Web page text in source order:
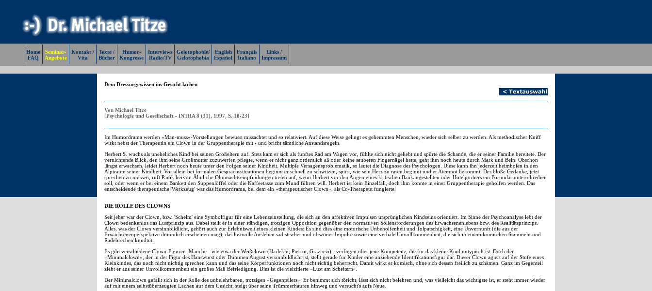
Home
FAQ
Seminar-
Angebote
Kontakt /
Vita
Texte /
Bücher
Humor-
Kongresse
Interviews
Radio/TV
Gelotophobie/
Gelotophobia
English
Español
Français
Italiano
Links /
Impressum
Dem Dressurgewissen ins Gesicht lachen
Von Michael Titze
[Psychologie und Gesellschaft - INTRA 8 (31), 1997, S. 18-23]
Im Humordrama werden »Man-muss«-Vorstellungen bewusst missachtet und so relativiert. Auf diese Weise gelingt es gehemmten Menschen, wieder sich selber zu werden. Als methodischer Kniff
wirkt nebst der Therapeutln ein Clown in der Gruppentherapie mit - und bricht sämtliche Anstandsregeln.
Herbert S. wuchs als uneheliches Kind bei seinen Großeltern auf. Stets kam er sich als fünftes Rad am Wagen vor, fühlte sich nicht geliebt und spürte die Schande, die er seiner Familie bereitete. Der
vernichtende Blick, den ihm seine Großmutter zuzuwerfen pflegte, wenn er nicht ganz ordentlich aß oder keine sauberen Fingernägel hatte, geht ihm noch heute durch Mark und Bein. Obschon
längst erwachsen, leidet Herbert noch heute unter den Folgen seiner Kindheit. Multiple Versagensproblematik, so lautet die Diagnose des Psychologen. Diese kann ihn jederzeit heimholen in den
Alptraum seiner Kindheit. Vor allein bei formalen Gesprächssituationen beginnt er schnell zu schwitzen, spürt, wie sein Herz zu rasen beginnt und er Atemnot bekommt. Der bloße Gedanke, jetzt
sprechen zu müssen, ruft Panik hervor. Ähnliche Ohnmachtsempfindungen treten auf, wenn Herbert vor den Augen eines kritischen Bankangestellten oder Hotelportiers ein Formular unterschreiben
soll, oder wenn er bei einem Bankett den Suppenlöffel oder die Kaffeetasse zum Mund führen will. Herbert ist kein Einzelfall, doch ihm konnte in einer Gruppentherapie geholfen werden. Das
entscheidende therapeutische 'Werkzeug' war das Humordrama, bei dem ein »therapeutischer Clown«, als Co-Therapeut fungierte.
DIE ROLLE DES CLOWNS
Seit jeher war der Clown, bzw. 'Schelm' eine Symbolfigur für eine Lebenseinstellung, die sich an den affektiven Impulsen ursprünglichen Kindseins orientiert. Im Sinne der Psychoanalyse lebt der
Clown bedenkenlos das Lustprinzip aus. Dabei stellt er in einer ständigen, trotzigen Opposition gegenüber den normativen Sollensforderungen des Erwachsenenlebens bzw. des Realitätsprinzips.
Alles, was der Clown versinnbildlicht, gehört auch zur Erlebniswelt eines kleinen Kindes: Es sind dies eine motorische Unbeholfenheit und Tolpatschigkeit, eine Unvernunft (die aus der
Erwachsenenperspektive dümmlich erscheinen mag), das lustvolle Ausleben sadistischer und obszöner Impulse sowie eine verbale Unvollkommenheit, die sich in einem komischen Stammeln und
Radebrechen kundtut.
Es gibt verschiedene Clown-Figuren. Manche - wie etwa der Weißclown (Harlekin, Pierrot, Grazioso) - verfügen über jene Kompetenz, die für das kleine Kind untypisch ist. Doch der
»Minimalclown«, der in der Figur des Hanswurst oder Dummen August versinnbildlicht ist, stellt gerade für Kinder eine anziehende Identifikationsfigur dar. Dieser Clown agiert auf der Stufe eines
Kleinkindes, das noch nicht nichtig sprechen kann und das seine Körperfunktionen noch nicht richtig beherrscht. Damit wirkt er komisch, ohne sich dessen freilich zu schämen. Ganz im Gegenteil
zieht er aus seiner Unvollkommenheit ein großes Maß Befriedigung. Dies ist die vielzitierte »Lust am Scheitern«.
Der Minimalclown gefällt sich in der Rolle des unbelehrbaren, trotzigen »Gegenteilers«: Er benimmt sich töricht, lässt sich nicht belehren und, was vielleicht das wichtigste ist, er steht immer wieder
auf mit einem selbstüberzeugten Lachen auf dem Gesicht, steigt über seine Trümmerhaufen hinweg und versucht's aufs Neue.